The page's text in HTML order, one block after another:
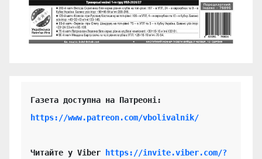
https://www.patreon.com/vbolivalnik/
Читайте у Viber
https://invite.viber.com/?